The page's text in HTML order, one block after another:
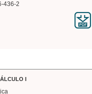
436-2
I